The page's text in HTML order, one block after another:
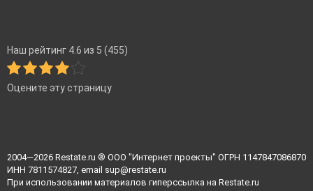
Наш рейтинг 4.6 из 5 (455)
Оцените эту страницу
2004—2026 Restate.ru ® ООО "Интернет проекты" ОГРН 1147847086870
ИНН 7811574827, email sup@restate.ru
При использовании материалов гиперссылка на Restate.ru